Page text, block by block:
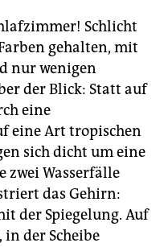
Schlicht
gehalten, mit
nur wenigen
der Blick: Statt auf
eine
eine Art tropischen
sich dicht um eine
zwei Wasserfälle
das Gehirn:
der Spiegelung. Auf
in der Scheibe